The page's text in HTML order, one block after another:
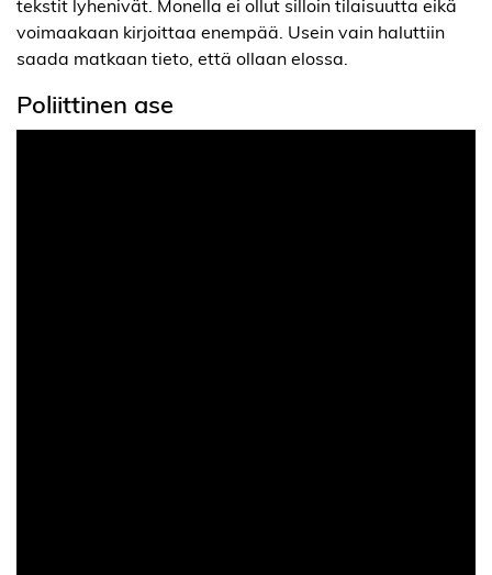
tekstit lyhenivät. Monella ei ollut silloin tilaisuutta eikä
voimaakaan kirjoittaa enempää. Usein vain haluttiin
saada matkaan tieto, että ollaan elossa.
Poliittinen ase